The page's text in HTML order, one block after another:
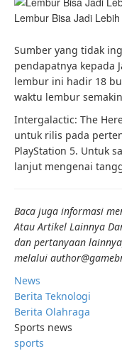
Lembur Bisa Jadi
Sumber yang tidak
pendapatnya kepada
lembur ini hadir 18
waktu lembur
Intergalactic: The
untuk rilis pada
PlayStation 5. Untuk
lanjut mengenai
Baca juga informasi
Atau Artikel Lainnya
dan pertanyaan
melalui
News
Berita Teknologi
Berita Olahraga
Sports news
sports